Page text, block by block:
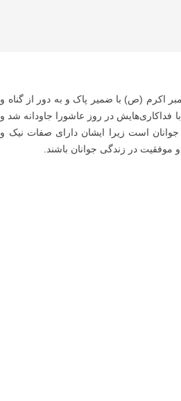
اکرم (ص) با ضمیر پاک و به دور از گناه و
در روز عاشورا جاودانه شد و
است زیرا ایشان دارای صفات نیک و
در زندگی جوانان باشند.